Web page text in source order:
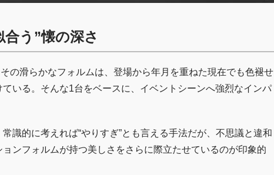
う”懐の深さ
の滑らかなフォルムは、登場から年月を重ねた現在でも色褪せ
いる。そんな1台をベースに、イベントシーンへ強烈なインパ
識的に考えれば“やりすぎ”とも言える手法だが、不思議と違和
ンフォルムが持つ美しさをさらに際立たせているのが印象的